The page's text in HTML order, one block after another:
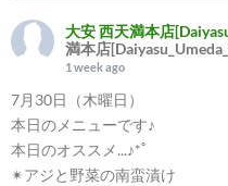
大安 西天満本店
満本店
1 week ago
7月30日（木曜日）
本日のメニューです♪
本日のオススメ...♪*ﾟ
✴︎アジと野菜の南蛮漬け